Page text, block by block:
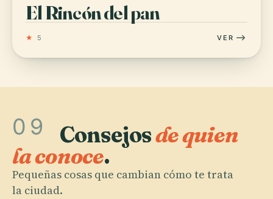
El Rincón del pan
★ 5 VER
09 Consejosde quien
la conoce.
Pequeñas cosas que cambian cómo te trata
la ciudad.